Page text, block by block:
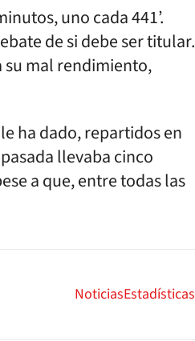
uno cada 441’.
de si debe ser titular.
su mal rendimiento,
ha dado, repartidos en
llevaba cinco
a que, entre todas las
NoticiasEstadísticas